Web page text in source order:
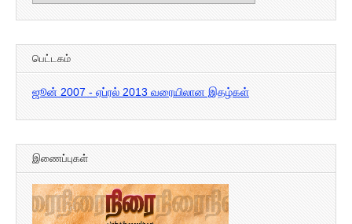
இதழ்கள்
பெட்டகம்
ஜூன் 2007 - ஏப்ரல் 2013 வரையிலான இதழ்கள்
இணைப்புகள்